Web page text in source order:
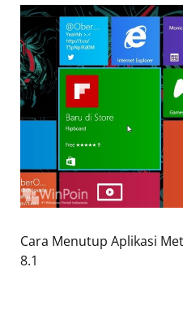
Cara Menutup Aplikasi
8.1